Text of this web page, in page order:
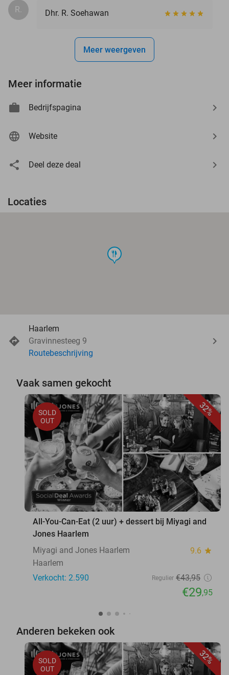
R. Dhr. R. Soehawan
Meer weergeven
Meer informatie
Bedrijfspagina
Website
Deel deze deal
Locaties
food
Haarlem
Gravinnesteeg 9
Routebeschrijving
Vaak samen gekocht
32%
SOLD
OUT
All-You-Can-Eat (2 uur) + dessert bij Miyagi and
Jones Haarlem
Miyagi and Jones Haarlem
9.6 star
Haarlem
Verkocht: 2.590
Regulier €43,95
€29,95
Anderen bekeken ook
32%
SOLD
OUT